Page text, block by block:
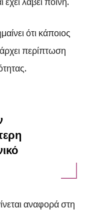
ότι κάποιος
περίπτωση
αναφορά στη